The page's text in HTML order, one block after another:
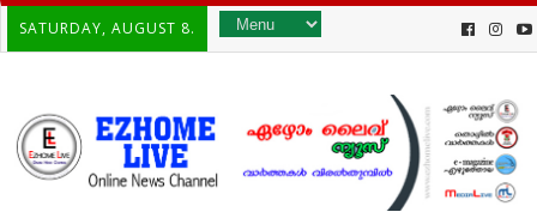
SATURDAY, AUGUST 8.